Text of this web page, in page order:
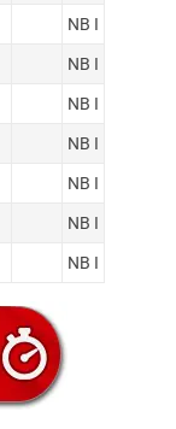
NB I
NB I
NB I
NB I
NB I
NB I
NB I